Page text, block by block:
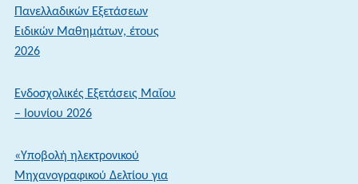
Πανελλαδικών Εξετάσεων
Ειδικών Μαθημάτων, έτους
2026
Ενδοσχολικές Εξετάσεις Μαΐου
– Ιουνίου 2026
«Υποβολή ηλεκτρονικού
Μηχανογραφικού Δελτίου για